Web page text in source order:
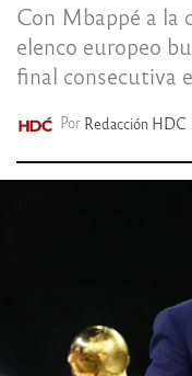
Con Mbappé a la
elenco europeo
final consecutiva
Por Redacción HDC